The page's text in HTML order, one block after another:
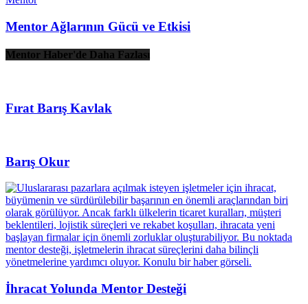
Mentor Ağlarının Gücü ve Etkisi
Mentor Haber'de Daha Fazlası
Fırat Barış Kavlak
Barış Okur
İhracat Yolunda Mentor Desteği